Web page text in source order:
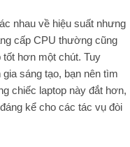
nhau về hiệu suất nhưng
cấp CPU thường cũng
hơn một chút. Tuy
sáng tạo, bạn nên tìm
chiếc laptop này đắt hơn,
kể cho các tác vụ đòi